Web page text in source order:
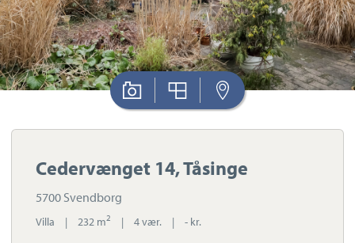
Cedervænget 14, Tåsinge
5700 Svendborg
Villa | 232 m2 | 4 vær. | - kr.